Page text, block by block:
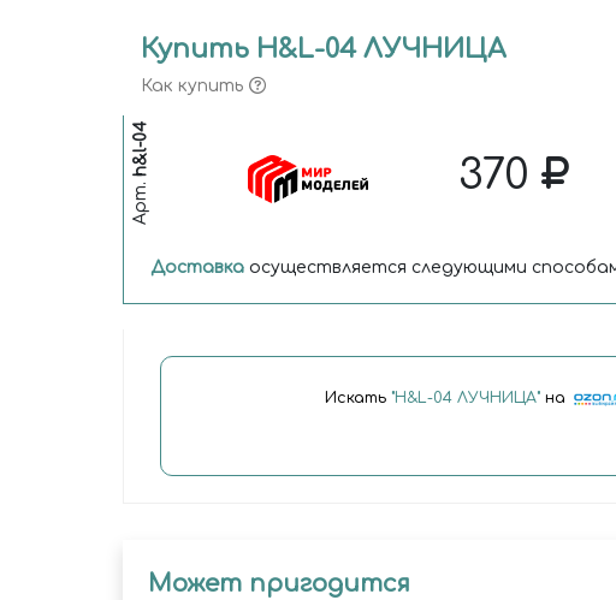
Купить H&L-04 ЛУЧНИЦА
Как купить
Арт.
h&l-04 370
Доставка осуществляется следующими
Искать "H&L-04 ЛУЧНИЦА"на
Может пригодится